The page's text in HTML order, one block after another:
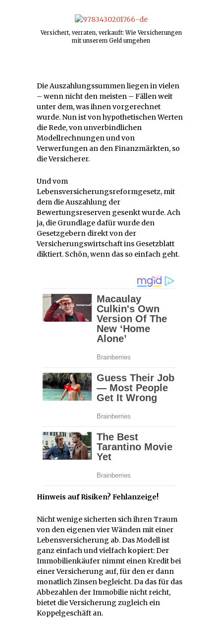
Versichert, verraten, verkauft: Wie Versicherungen
mit unserem Geld umgehen
Die Auszahlungssummen liegen in vielen
– wenn nicht den meisten – Fällen weit
unter dem, was ihnen vorgerechnet
wurde. Nun ist von hypothetischen Werten
die Rede, von unverbindlichen
Modellrechnungen und von
Verwerfungen an den Finanzmärkten, so
die Versicherer.
Und vom
Lebensversicherungsreformgesetz, mit
dem die Auszahlung der
Bewertungsreserven gesenkt wurde. Ach
ja, die Grundlage dafür wurde den
Gesetzgebern direkt von der
Versicherungswirtschaft ins Gesetzblatt
diktiert. Schön, wenn das so einfach geht.
Hinweis auf Risiken? Fehlanzeige!
Nicht wenige sicherten sich ihren Traum
von den eigenen vier Wänden mit einer
Lebensversicherung ab. Das Modell ist
ganz einfach und vielfach kopiert: Der
Immobilienkäufer nimmt einen Kredit bei
einer Versicherung auf, für den er dann
monatlich Zinsen begleicht. Da das für das
Abbezahlen der Immobilie nicht reicht,
bietet die Versicherung zugleich ein
Koppelgeschäft an.